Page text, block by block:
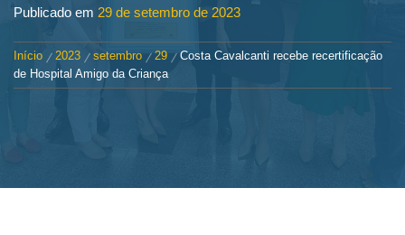
Publicado em 29 de setembro de 2023
Início 2023 setembro 29
Costa Cavalcanti recebe recertificação
de Hospital Amigo da Criança